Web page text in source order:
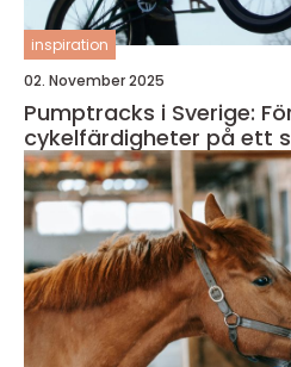
inspiration
02. November 2025
Pumptracks i Sverige:
cykelfärdigheter på ett